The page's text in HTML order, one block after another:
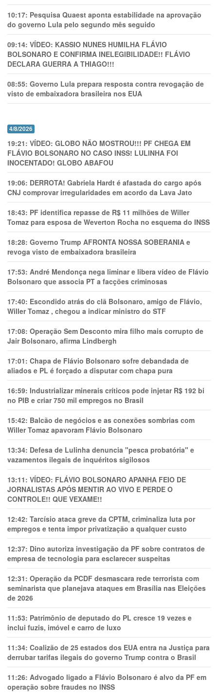
10:17: Pesquisa Quaest aponta estabilidade na aprovação
do governo Lula pelo segundo mês seguido
09:14: VÍDEO: KASSIO NUNES HUMlLHA FLÁVIO
BOLSONARO E CONFIRMA INELEGIBILIDADE!! FLÁVIO
DECLARA GUERRA A THIAGO!!!
08:55: Governo Lula prepara resposta contra revogação de
visto de embaixadora brasileira nos EUA
4/8/2026
19:21: VÍDEO: GLOBO NÃO MOSTROU!!! PF CHEGA EM
FLÁVIO BOLSONARO NO CASO INSS! LULINHA FOI
INOCENTADO! GLOBO ABAFOU
19:06: DERROTA! Gabriela Hardt é afastada do cargo após
CNJ comprovar irregularidades em acordo da Lava Jato
18:43: PF identifica repasse de R$ 11 milhões de Willer
Tomaz para esposa de Weverton Rocha no esquema do INSS
18:28: Governo Trump AFRONTA NOSSA SOBERANIA e
revoga visto de embaixadora brasileira
17:53: André Mendonça nega liminar e libera vídeo de Flávio
Bolsonaro que associa PT a facções criminosas
17:40: Escondido atrás do clã Bolsonaro, amigo de Flávio,
Willer Tomaz , chegou a indicar ministro do STF
17:08: Operação Sem Desconto mira filho mais corrupto de
Jair Bolsonaro, afirma Lindbergh
17:01: Chapa de Flávio Bolsonaro sofre debandada de
aliados e PL é forçado a disputar com chapa pura
16:59: Industrializar minerais críticos pode injetar R$ 192 bi
no PIB e criar 750 mil empregos no Brasil
15:42: Balcão de negócios e as conexões sombrias com
Willer Tomaz apavoram Flávio Bolsonaro
13:34: Defesa de Lulinha denuncia "pesca probatória" e
vazamentos ilegais de inquéritos sigilosos
13:11: VÍDEO: FLÁVIO BOLSONARO APANHA FEIO DE
JORNALISTAS APÓS MENTIR AO VIVO E PERDE O
CONTROLE!! QUE VEXAME!!
12:42: Tarcísio ataca greve da CPTM, criminaliza luta por
empregos e tenta impor privatização a qualquer custo
12:37: Dino autoriza investigação da PF sobre contratos de
empresa de tecnologia para esclarecer suspeitas
12:31: Operação da PCDF desmascara rede terrorista com
seminarista que planejava ataques em Brasília nas Eleições
de 2026
11:53: Patrimônio de deputado do PL cresce 19 vezes e
inclui fuzis, imóvel e carro de luxo
11:34: Coalizão de 25 estados dos EUA entra na Justiça para
derrubar tarifas ilegais do governo Trump contra o Brasil
11:26: Advogado ligado a Flávio Bolsonaro é alvo da PF em
operação sobre fraudes no INSS